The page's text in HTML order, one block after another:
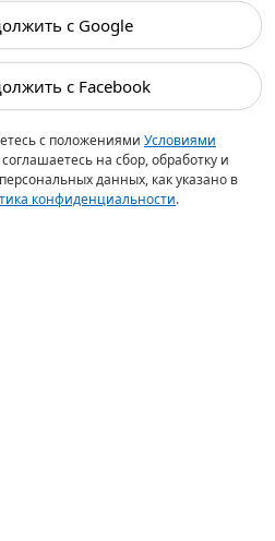
с Google
с Facebook
с положениями Условиями
на сбор, обработку и
данных, как указано в
конфиденциальности.